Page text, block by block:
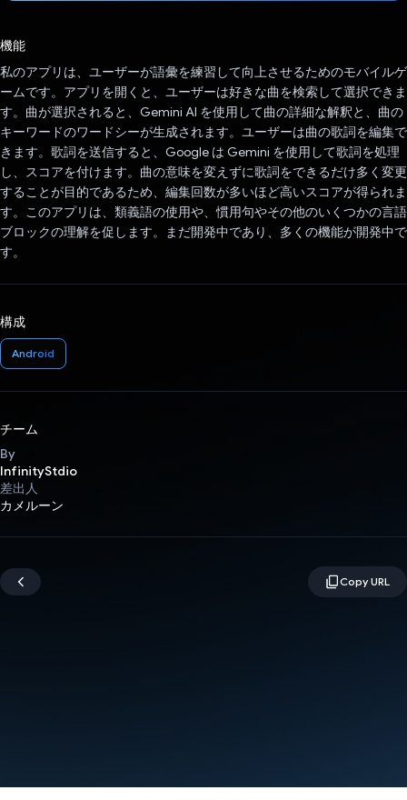
機能
私のアプリは、ユーザーが語彙を練習して向上させるためのモバイルゲ
ームです。アプリを開くと、ユーザーは好きな曲を検索して選択できま
す。曲が選択されると、Gemini AI を使用して曲の詳細な解釈と、曲の
キーワードのワードシーが生成されます。ユーザーは曲の歌詞を編集で
きます。歌詞を送信すると、Google は Gemini を使用して歌詞を処理
し、スコアを付けます。曲の意味を変えずに歌詞をできるだけ多く変更
することが目的であるため、編集回数が多いほど高いスコアが得られま
す。このアプリは、類義語の使用や、慣用句やその他のいくつかの言語
ブロックの理解を促します。まだ開発中であり、多くの機能が開発中で
す。
構成
Android
チーム
By
InfinityStdio
差出人
カメルーン